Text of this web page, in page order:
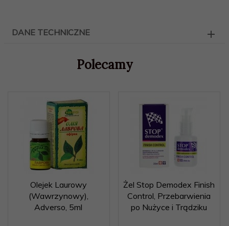
DANE TECHNICZNE
Polecamy
Olejek Laurowy
(Wawrzynowy),
Adverso, 5ml
Żel Stop Demodex Finish
Control, Przebarwienia
po Nużyce i Trądziku